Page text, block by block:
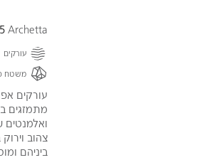
Archetta
עורקים
משטח
עורקים
מתמזגים
ואלמנטים
צהוב
ביניהם